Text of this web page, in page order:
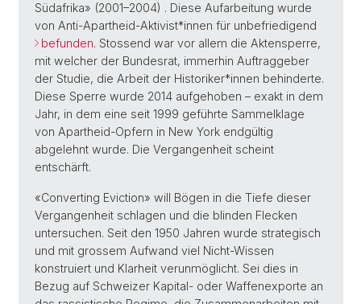
Südafrika» (2001–2004) . Diese Aufarbeitung wurde
von Anti-Apartheid-Aktivist*innen für unbefriedigend
befunden. Stossend war vor allem die Aktensperre,
mit welcher der Bundesrat, immerhin Auftraggeber
der Studie, die Arbeit der Historiker*innen behinderte.
Diese Sperre wurde 2014 aufgehoben – exakt in dem
Jahr, in dem eine seit 1999 geführte Sammelklage
von Apartheid-Opfern in New York endgültig
abgelehnt wurde. Die Vergangenheit scheint
entschärft.
«Converting Eviction» will Bögen in die Tiefe dieser
Vergangenheit schlagen und die blinden Flecken
untersuchen. Seit den 1950 Jahren wurde strategisch
und mit grossem Aufwand viel Nicht-Wissen
konstruiert und Klarheit verunmöglicht. Sei dies in
Bezug auf Schweizer Kapital- oder Waffenexporte an